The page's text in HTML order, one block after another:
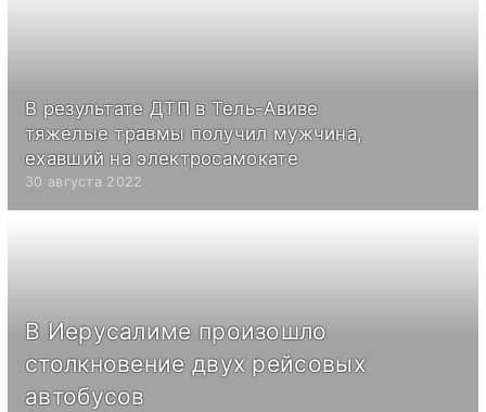
В результате ДТП в Тель-Авиве
тяжелые травмы получил мужчина,
ехавший на электросамокате
30 августа 2022
В Иерусалиме произошло
столкновение двух рейсовых
автобусов